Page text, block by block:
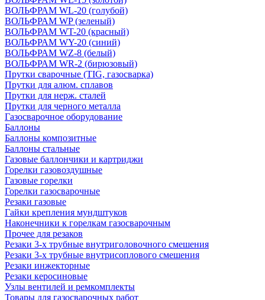
ВОЛЬФРАМ WL-20 (голубой)
ВОЛЬФРАМ WP (зеленый)
ВОЛЬФРАМ WT-20 (красный)
ВОЛЬФРАМ WY-20 (синий)
ВОЛЬФРАМ WZ-8 (белый)
ВОЛЬФРАМ WR-2 (бирюзовый)
Прутки сварочные (TIG, газосварка)
Прутки для алюм. сплавов
Прутки для нерж. сталей
Прутки для черного металла
Газосварочное оборудование
Баллоны
Баллоны композитные
Баллоны стальные
Газовые баллончики и картриджи
Горелки газовоздушные
Газовые горелки
Горелки газосварочные
Резаки газовые
Гайки крепления мундштуков
Наконечники к горелкам газосварочным
Прочее для резаков
Резаки 3-х трубные внутриголовочного смешения
Резаки 3-х трубные внутрисоплового смешения
Резаки инжекторные
Резаки керосиновые
Узлы вентилей и ремкомплекты
Товары для газосварочных работ